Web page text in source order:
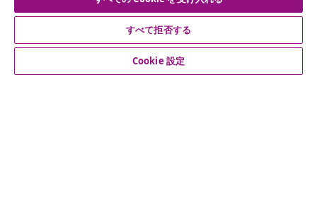
公式SNSアカウント
すべて拒否する
Cookie 設定